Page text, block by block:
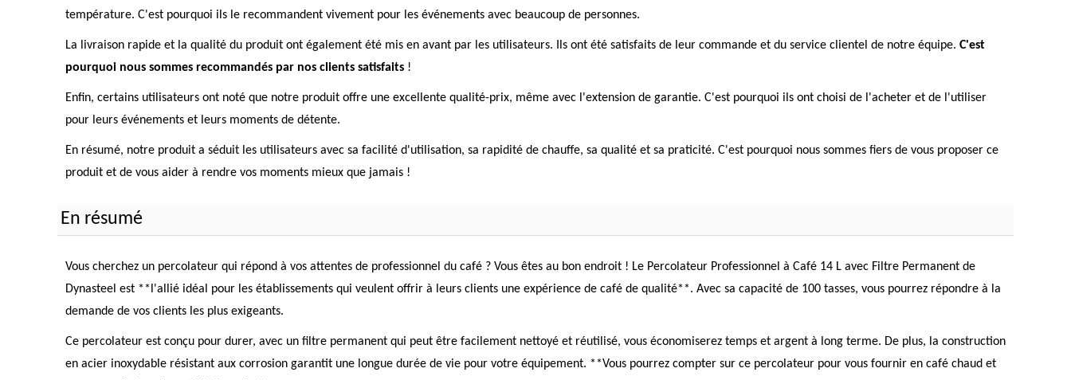
température. C'est pourquoi ils le recommandent vivement pour les événements avec beaucoup de personnes.
La livraison rapide et la qualité du produit ont également été mis en avant par les utilisateurs. Ils ont été satisfaits de leur commande et du service clientel de notre équipe. C'est
pourquoi nous sommes recommandés par nos clients satisfaits !
Enfin, certains utilisateurs ont noté que notre produit offre une excellente qualité-prix, même avec l'extension de garantie. C'est pourquoi ils ont choisi de l'acheter et de l'utiliser
pour leurs événements et leurs moments de détente.
En résumé, notre produit a séduit les utilisateurs avec sa facilité d'utilisation, sa rapidité de chauffe, sa qualité et sa praticité. C'est pourquoi nous sommes fiers de vous proposer ce
produit et de vous aider à rendre vos moments mieux que jamais !
En résumé
Vous cherchez un percolateur qui répond à vos attentes de professionnel du café ? Vous êtes au bon endroit ! Le Percolateur Professionnel à Café 14 L avec Filtre Permanent de
Dynasteel est **l'allié idéal pour les établissements qui veulent offrir à leurs clients une expérience de café de qualité**. Avec sa capacité de 100 tasses, vous pourrez répondre à la
demande de vos clients les plus exigeants.
Ce percolateur est conçu pour durer, avec un filtre permanent qui peut être facilement nettoyé et réutilisé, vous économiserez temps et argent à long terme. De plus, la construction
en acier inoxydable résistant aux corrosion garantit une longue durée de vie pour votre équipement. **Vous pourrez compter sur ce percolateur pour vous fournir en café chaud et